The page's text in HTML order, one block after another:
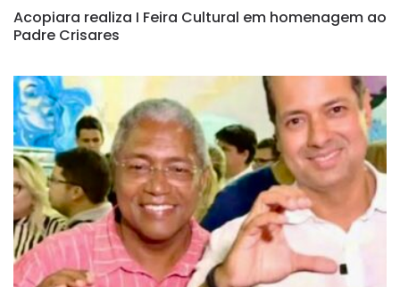
Acopiara realiza I Feira Cultural em homenagem ao
Padre Crisares